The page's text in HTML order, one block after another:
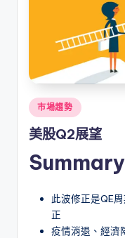
Posted
in
市場趨勢
美股Q2展望
Summary
此波修正是QE
正
疫情消退、經濟